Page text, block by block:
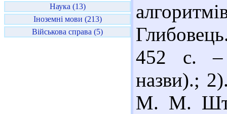
Наука (13)
Іноземні мови (213)
Військова справа (5)
452 с. –
назви).;
М. М.